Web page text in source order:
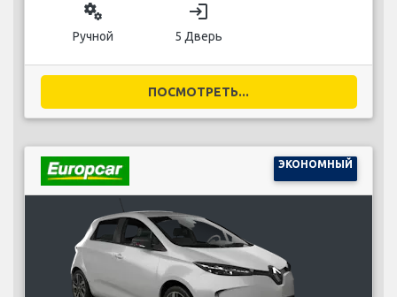
miscellaneous_services
Ручной
login
5 Дверь
ПОСМОТРЕТЬ...
ЭКОНОМНЫЙ